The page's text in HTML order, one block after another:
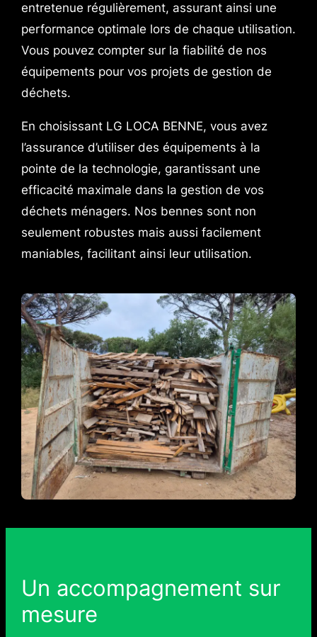
entretenue régulièrement, assurant ainsi une
performance optimale lors de chaque utilisation.
Vous pouvez compter sur la fiabilité de nos
équipements pour vos projets de gestion de
déchets.
En choisissant LG LOCA BENNE, vous avez
l’assurance d’utiliser des équipements à la
pointe de la technologie, garantissant une
efficacité maximale dans la gestion de vos
déchets ménagers. Nos bennes sont non
seulement robustes mais aussi facilement
maniables, facilitant ainsi leur utilisation.
Un accompagnement sur
mesure